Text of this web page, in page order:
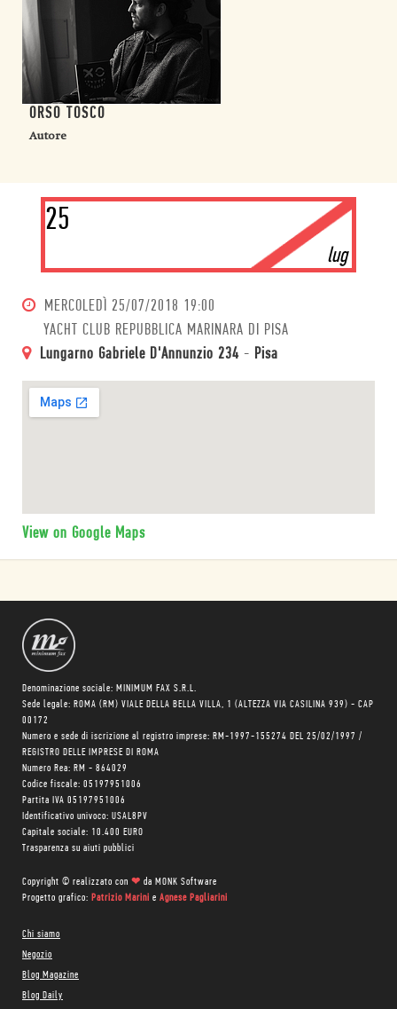
ORSO TOSCO
Autore
25
lug
MERCOLEDÌ 25/07/2018 19:00
YACHT CLUB REPUBBLICA MARINARA DI PISA
Lungarno Gabriele D'Annunzio 234 - Pisa
View on Google Maps
Denominazione sociale: MINIMUM FAX S.R.L.
Sede legale: ROMA (RM) VIALE DELLA BELLA VILLA, 1 (ALTEZZA VIA CASILINA 939) - CAP
00172
Numero e sede di iscrizione al registro imprese: RM-1997-155274 DEL 25/02/1997 /
REGISTRO DELLE IMPRESE DI ROMA
Numero Rea: RM - 864029
Codice fiscale: 05197951006
Partita IVA 05197951006
Identificativo univoco: USAL8PV
Capitale sociale: 10.400 EURO
Trasparenza su aiuti pubblici
Copyright © realizzato con ❤ da MONK Software
Progetto grafico: Patrizio Marini e Agnese Pagliarini
Chi siamo
Negozio
Blog Magazine
Blog Daily